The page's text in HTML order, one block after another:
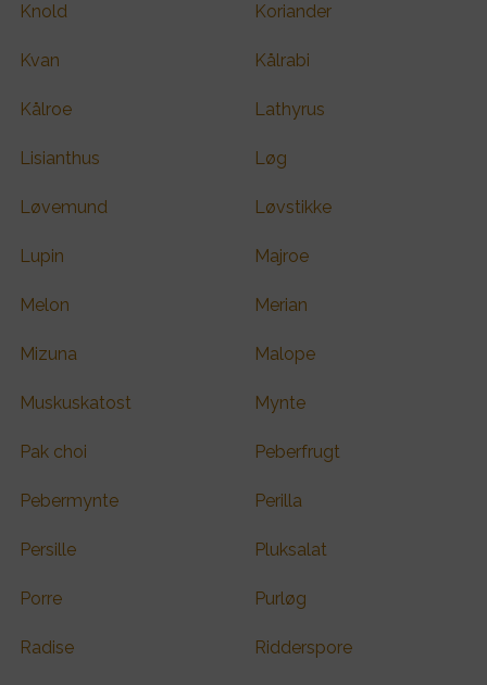
Knold Koriander
Kvan Kålrabi
Kålroe Lathyrus
Lisianthus Løg
Løvemund Løvstikke
Lupin Majroe
Melon Merian
Mizuna Malope
Muskuskatost Mynte
Pak choi Peberfrugt
Pebermynte Perilla
Persille Pluksalat
Porre Purløg
Radise Ridderspore